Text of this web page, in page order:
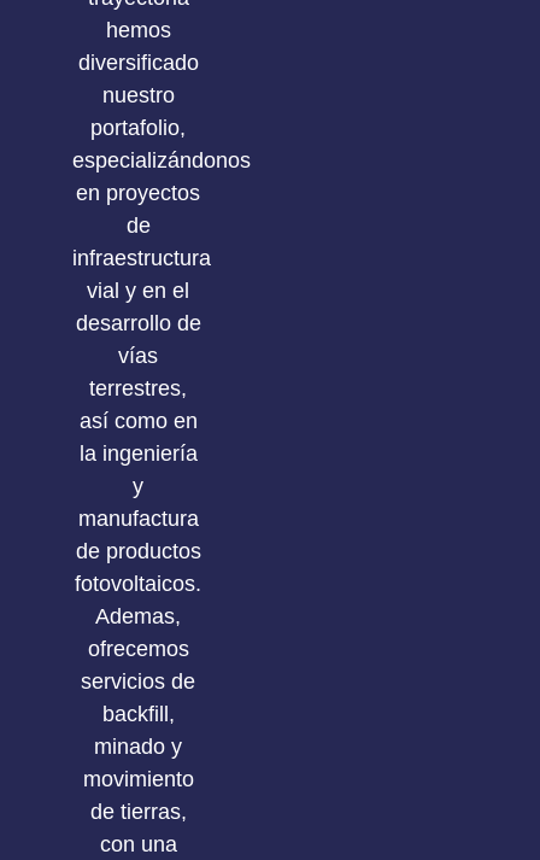
hemos
diversificado
nuestro
portafolio,
especializándonos
en proyectos
de
infraestructura
vial y en el
desarrollo de
vías
terrestres,
así como en
la ingeniería
y
manufactura
de productos
fotovoltaicos.
Ademas,
ofrecemos
servicios de
backfill,
minado y
movimiento
de tierras,
con una